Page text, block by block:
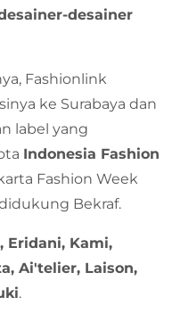
desainer
Fashionlink
ke Surabaya dan
label yang
Indonesia Fashion
Fashion Week
Bekraf.
Eridani, Kami,
Ai'telier, Laison,
.